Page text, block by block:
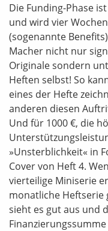
Die Funding-Phase
und wird vier
(sogenannte
Macher nicht nur
Originale sondern
Heften selbst! So
eines der Hefte
anderen diesen
Und für 1000 €, die
»Unsterblichkeit« in
Cover von Heft 4.
vierteilige Miniserie
monatliche Heftserie
sieht es gut aus und